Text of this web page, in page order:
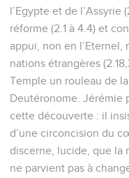
l’Egypte et de l’Assyrie
réforme (2.1 à 4.4) et
appui, non en l’Eternel,
nations étrangères
Temple un rouleau de
Deutéronome. Jérémie
cette découverte : il
d’une circoncision du
discerne, lucide, que la
ne parvient pas à